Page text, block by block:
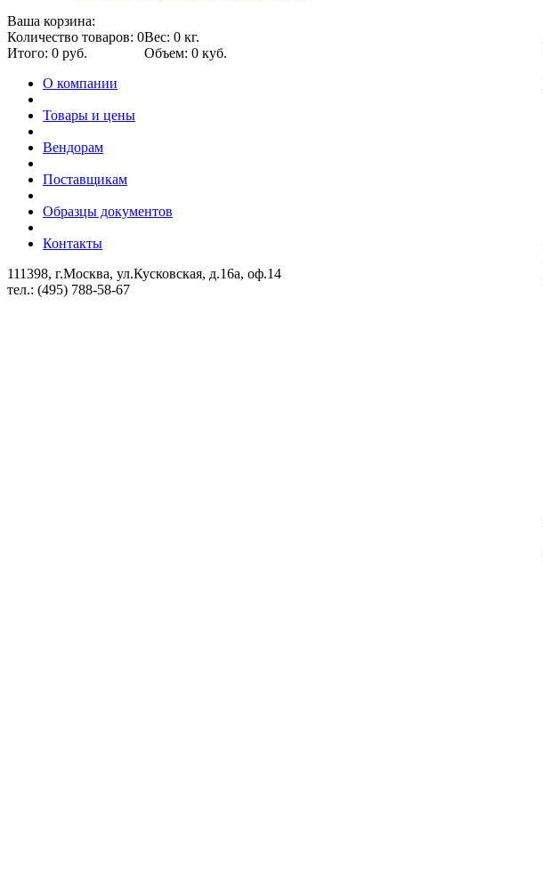
Ваша корзина:
Количество товаров: 0Вес: 0 кг.
Итого: 0 руб.
Объем: 0 куб.
О компании
Товары и цены
Вендорам
Поставщикам
Образцы документов
Контакты
111398, г.Москва, ул.Кусковская, д.16а, оф.14
тел.: (495) 788-58-67